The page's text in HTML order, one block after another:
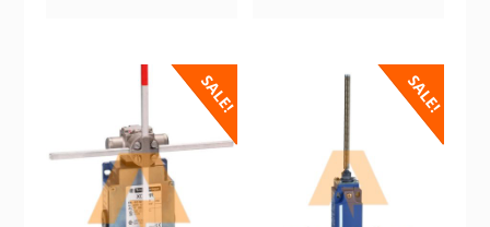
SALE! SALE!